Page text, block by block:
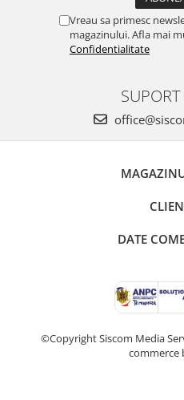
Vreau sa primesc
magazinului. Afla mai
Confidentialitate
DATE
©Copyright Siscom Media
commerce